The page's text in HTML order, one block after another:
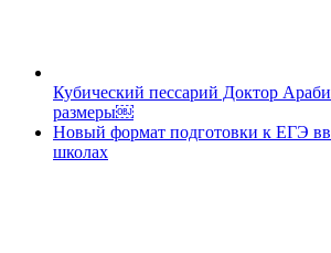
Кубический пессарий Доктор
размеры￼
Новый формат подготовки к ЕГЭ
школах